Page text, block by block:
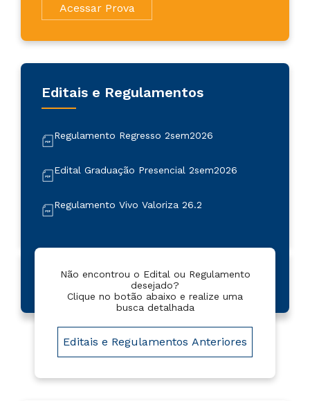
Acessar Prova
Editais e Regulamentos
Regulamento Regresso 2sem2026
Edital Graduação Presencial 2sem2026
Regulamento Vivo Valoriza 26.2
Regulamento de descontos comerciais 26.2
Regulamento Bolsa Universidade 2025
Regulamento Descontos Comerciais 2026
Regulamento Regresso 1sem2026
Não encontrou o Edital ou Regulamento
desejado?
Clique no botão abaixo e realize uma
busca detalhada
Editais e Regulamentos Anteriores